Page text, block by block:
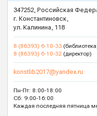
347252, Российская
г. Константиновск,
ул. Калинина, 118
8 (86393) 6-10-33
8 (86393) 6-10-32 (директор)
konstlib2017@yandex.ru
Пн-Пт: 8:00-18:00
Сб: 9:00-16:00
Каждая последняя пятница